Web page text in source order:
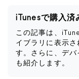
この記事は、
イブラリに表示
す。さらに、デ
も紹介します。